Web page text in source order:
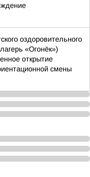
оздоровительного
«Огонёк»)
открытие
смены